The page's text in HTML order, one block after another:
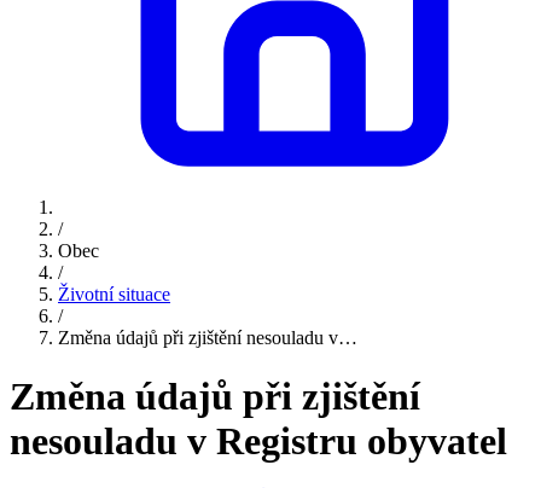
/
Obec
/
Životní situace
/
Změna údajů při zjištění nesouladu v…
Změna údajů při zjištění
nesouladu v Registru obyvatel